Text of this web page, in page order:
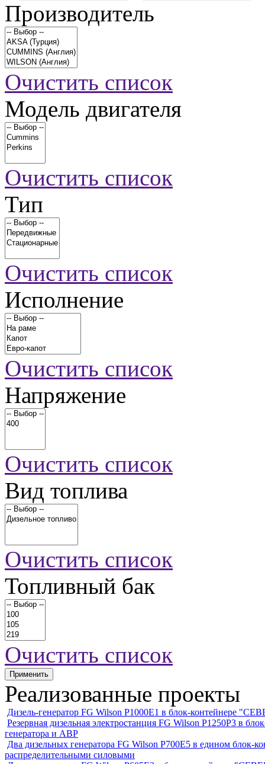
Производитель
Очистить список
Модель двигателя
Очистить список
Тип
Очистить список
Исполнение
Очистить список
Напряжение
Очистить список
Вид топлива
Очистить список
Топливный бак
Очистить список
Применить
Реализованные проекты
Дизель-генератор FG Wilson P1000E1 в блок-контейнере
Резервная дизельная электростанция FG Wilson P1250Р3 в
генератора и АВР
Два дизельных генератора FG Wilson P700E5 в едином
распределительными силовыми